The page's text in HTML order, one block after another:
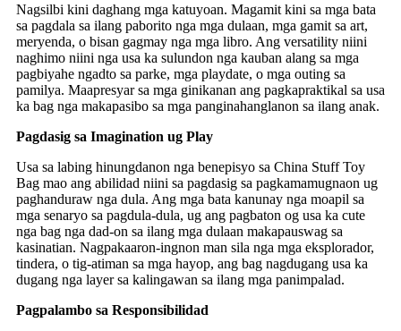
Nagsilbi kini daghang mga katuyoan. Magamit kini sa mga bata
sa pagdala sa ilang paborito nga mga dulaan, mga gamit sa art,
meryenda, o bisan gagmay nga mga libro. Ang versatility niini
naghimo niini nga usa ka sulundon nga kauban alang sa mga
pagbiyahe ngadto sa parke, mga playdate, o mga outing sa
pamilya. Maapresyar sa mga ginikanan ang pagkapraktikal sa usa
ka bag nga makapasibo sa mga panginahanglanon sa ilang anak.
Pagdasig sa Imagination ug Play
Usa sa labing hinungdanon nga benepisyo sa China Stuff Toy
Bag mao ang abilidad niini sa pagdasig sa pagkamamugnaon ug
paghanduraw nga dula. Ang mga bata kanunay nga moapil sa
mga senaryo sa pagdula-dula, ug ang pagbaton og usa ka cute
nga bag nga dad-on sa ilang mga dulaan makapauswag sa
kasinatian. Nagpakaaron-ingnon man sila nga mga eksplorador,
tindera, o tig-atiman sa mga hayop, ang bag nagdugang usa ka
dugang nga layer sa kalingawan sa ilang mga panimpalad.
Pagpalambo sa Responsibilidad